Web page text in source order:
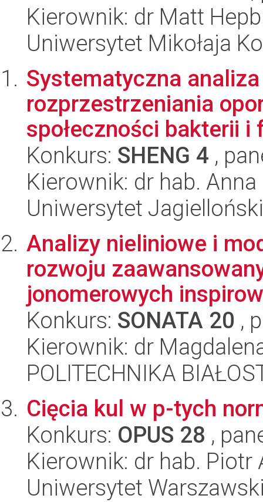
Kierownik: dr Matt
Uniwersytet Mikołaja
Systematyczna
rozprzestrzeniania
społeczności bakterii i
Konkurs: SHENG 4 ,
Kierownik: dr hab.
Uniwersytet Jagielloński
Analizy nieliniowe i
rozwoju
jonomerowych
Konkurs: SONATA 20 ,
Kierownik: dr
POLITECHNIKA
Cięcia kul w p-tych
Konkurs: OPUS 28 ,
Kierownik: dr hab. Piotr
Uniwersytet